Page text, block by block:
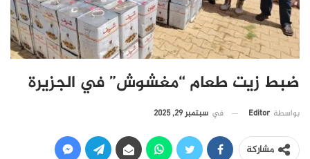
ضبط زيت طعام “مغشوش” في الجزيرة
بواسطة Editor في سبتمبر 29, 2025
مشاركة